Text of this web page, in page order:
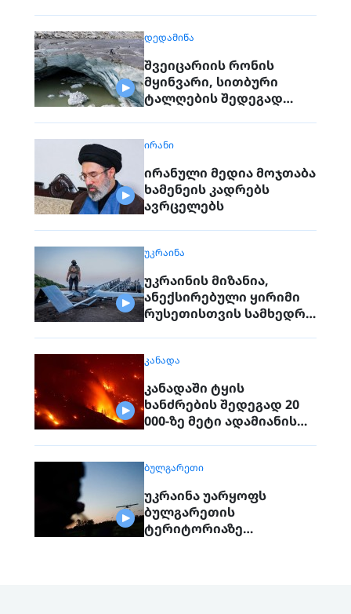
ᲓᲔᲓᲐᲛᲘᲬᲐ
შვეიცარიის რონის
მყინვარი, სითბური
ტალღების შედეგად
ᲘᲠᲐᲜᲘ
ირანული მედია მოჯთაბა
ხამენეის კადრებს
ავრცელებს
ᲣᲙᲠᲐᲘᲜᲐ
უკრაინის მიზანია,
ანექსირებული ყირიმი
რუსეთისთვის სამხედრო
გახდეს
ᲙᲐᲜᲐᲓᲐ
კანადაში ტყის
ხანძრების შედეგად 20
000-ზე მეტი ადამიანის
ᲑᲣᲚᲒᲐᲠᲔᲗᲘ
უკრაინა უარყოფს
ბულგარეთის
ტერიტორიაზე